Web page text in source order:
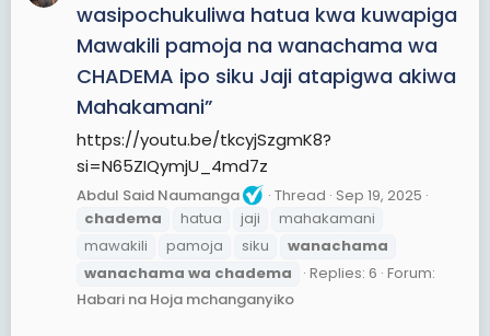
wasipochukuliwa hatua kwa kuwapiga
Mawakili pamoja na wanachama wa
CHADEMA ipo siku Jaji atapigwa akiwa
Mahakamani”
https://youtu.be/tkcyjSzgmK8?
si=N65ZIQymjU_4md7z
Abdul Said Naumanga Thread Sep 19, 2025
chadema
hatua jaji
mahakamani
mawakili
pamoja siku
wanachama
wanachama wa chadema Replies: 6 Forum:
Habari na Hoja mchanganyiko